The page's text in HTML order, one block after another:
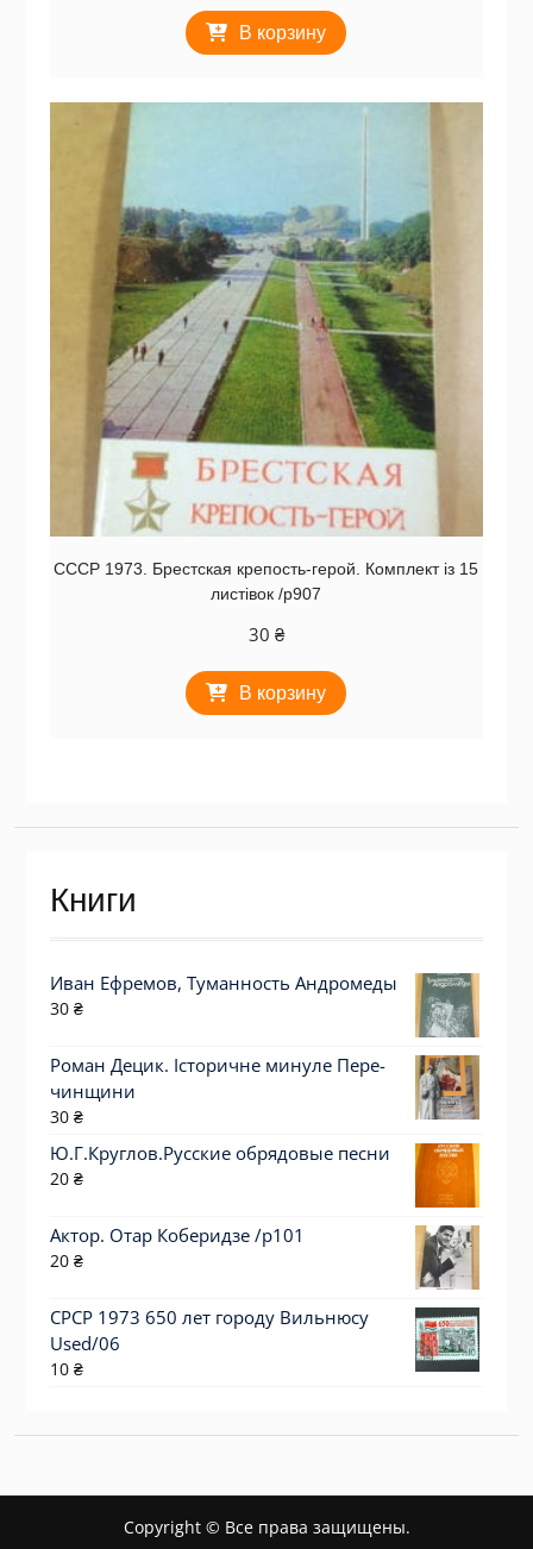
В корзину
СССР 1973. Брестская крепость-герой. Комплект із 15
листівок /р907
30 ₴
В корзину
Книги
Иван Ефремов, Туманность Андромеды
30 ₴
Роман Децик. Історичне минуле Пе­ре­
чин­щи­­ни
30 ₴
Ю.Г.Круглов.Русские обрядовые песни
20 ₴
Актор. Отар Коберидзе /p101
20 ₴
СРСР 1973 650 лет городу Вильнюсу
Used/06
10 ₴
Copyright © Все права защищены.